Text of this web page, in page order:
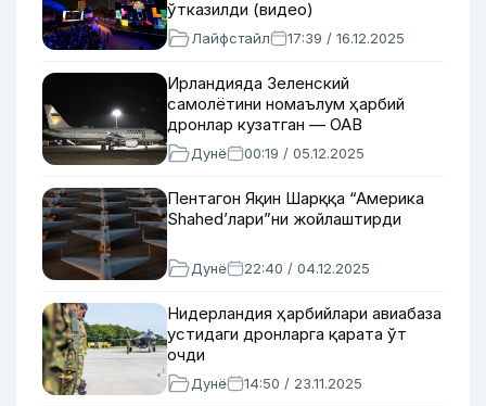
ўтказилди (видео)
Лайфстайл 17:39 / 16.12.2025
Ирландияда Зеленский
самолётини номаълум ҳарбий
дронлар кузатган — ОАВ
Дунё 00:19 / 05.12.2025
Пентагон Яқин Шарққа “Америка
Shahed’лари”ни жойлаштирди
Дунё 22:40 / 04.12.2025
Нидерландия ҳарбийлари авиабаза
устидаги дронларга қарата ўт
очди
Дунё 14:50 / 23.11.2025